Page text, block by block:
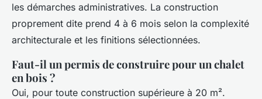
les démarches administratives. La construction
proprement dite prend 4 à 6 mois selon la complexité
architecturale et les finitions sélectionnées.
Faut-il un permis de construire pour un chalet
en bois ?
Oui, pour toute construction supérieure à 20 m².